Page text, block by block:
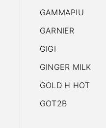
GAMMAPIU
GARNIER
GIGI
GINGER MILK
GOLD H HOT
GOT2B